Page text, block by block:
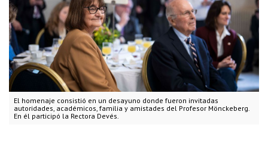
El homenaje consistió en un desayuno donde fueron invitadas
autoridades, académicos, familia y amistades del Profesor Mönckeberg.
En él participó la Rectora Devés.